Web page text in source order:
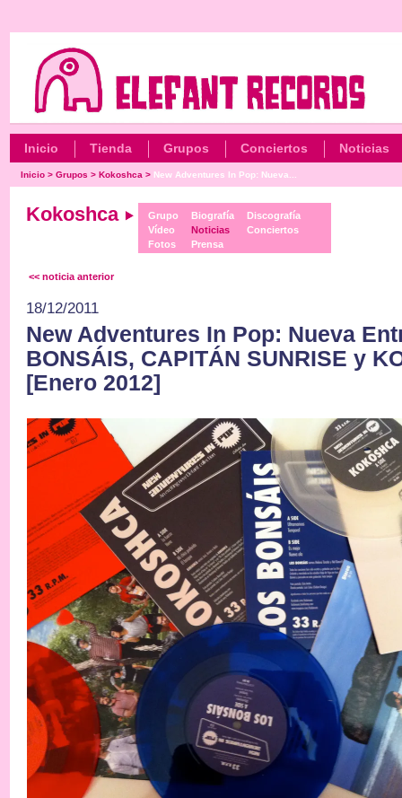
Inicio Tienda Grupos Conciertos Noticias
Inicio >Grupos >Kokoshca > New Adventures In Pop: Nueva...
Kokoshca
Grupo
Vídeo
Fotos
Biografía
Noticias
Prensa
Discografía
Conciertos
<< noticia anterior
18/12/2011
New Adventures In Pop: Nueva
BONSÁIS, CAPITÁN SUNRISE y
[Enero 2012]